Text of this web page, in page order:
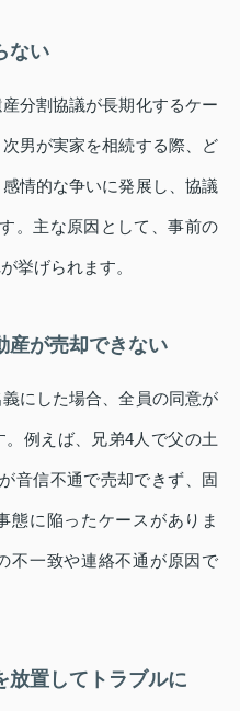
ない
分割協議が長期化するケー
男が実家を相続する際、ど
情的な争いに発展し、協議
。主な原因として、事前の
挙げられます。
産が売却できない
にした場合、全員の同意が
例えば、兄弟4人で父の土
音信不通で売却できず、固
態に陥ったケースがありま
不一致や連絡不通が原因で
放置してトラブルに